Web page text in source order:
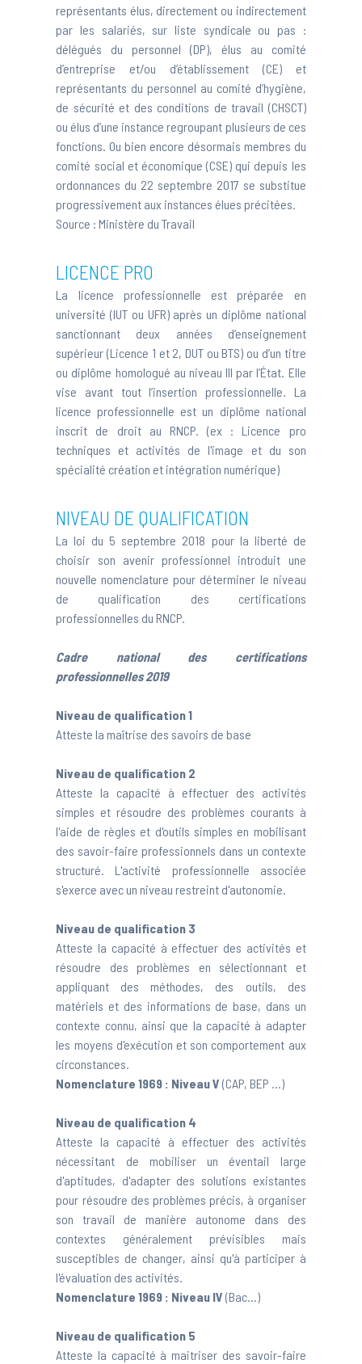
représentants élus, directement ou indirectement
par les salariés, sur liste syndicale ou pas :
délégués du personnel (DP), élus au comité
d’entreprise et/ou d’établissement (CE) et
représentants du personnel au comité d’hygiène,
de sécurité et des conditions de travail (CHSCT)
ou élus d’une instance regroupant plusieurs de ces
fonctions. Ou bien encore désormais membres du
comité social et économique (CSE) qui depuis les
ordonnances du 22 septembre 2017 se substitue
progressivement aux instances élues précitées.
Source :Ministère du Travail
LICENCE PRO
La licence professionnelle est préparée en
université (IUT ou UFR) après un diplôme national
sanctionnant deux années d’enseignement
supérieur (Licence 1 et 2, DUT ou BTS) ou d’un titre
ou diplôme homologué au niveau III par l’État. Elle
vise avant tout l’insertion professionnelle. La
licence professionnelle est un diplôme national
inscrit de droit au RNCP. (ex :Licence pro
techniques et activités de l'image et du son
spécialité création et intégration numérique)
NIVEAU DE QUALIFICATION
La loi du 5 septembre 2018 pour la liberté de
choisir son avenir professionnel introduit une
nouvelle nomenclature pour déterminer le niveau
de qualification des certifications
professionnelles du RNCP.
Cadre national des certifications
professionnelles 2019
Niveau de qualification 1
Atteste la maîtrise des savoirs de base
Niveau de qualification 2
Atteste la capacité à effectuer des activités
simples et résoudre des problèmes courants à
l'aide de règles et d'outils simples en mobilisant
des savoir-faire professionnels dans un contexte
structuré. L'activité professionnelle associée
s'exerce avec un niveau restreint d'autonomie.
Niveau de qualification 3
Atteste la capacité à effectuer des activités et
résoudre des problèmes en sélectionnant et
appliquant des méthodes, des outils, des
matériels et des informations de base, dans un
contexte connu, ainsi que la capacité à adapter
les moyens d'exécution et son comportement aux
circonstances.
Nomenclature 1969 : Niveau V (CAP, BEP ...)
Niveau de qualification 4
Atteste la capacité à effectuer des activités
nécessitant de mobiliser un éventail large
d'aptitudes, d'adapter des solutions existantes
pour résoudre des problèmes précis, à organiser
son travail de manière autonome dans des
contextes généralement prévisibles mais
susceptibles de changer, ainsi qu'à participer à
l'évaluation des activités.
Nomenclature 1969 : Niveau IV(Bac...)
Niveau de qualification 5
Atteste la capacité à maitriser des savoir-faire